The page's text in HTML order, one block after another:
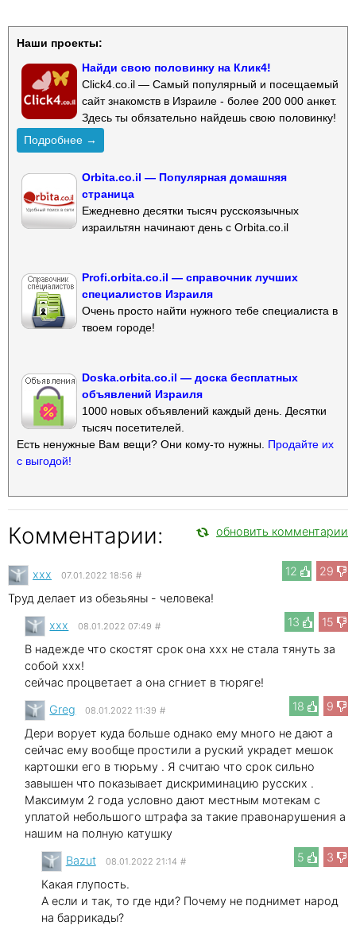
Наши проекты:
Найди свою половинку на Клик4!
Click4.co.il — Самый популярный и посещаемый
сайт знакомств в Израиле - более 200 000 анкет.
Здесь ты обязательно найдешь свою половинку!
Подробнее →
Orbita.co.il — Популярная домашняя
страница
Ежедневно десятки тысяч русскоязычных
израильтян начинают день с Orbita.co.il
Profi.orbita.co.il — справочник лучших
специалистов Израиля
Очень просто найти нужного тебе специалиста в
твоем городе!
Doska.orbita.co.il — доска бесплатных
объявлений Израиля
1000 новых объявлений каждый день. Десятки
тысяч посетителей.
Есть ненужные Вам вещи? Они кому-то нужны. Продайте их
с выгодой!
Комментарии: обновить комментарии
12 29
xxx 07.01.2022 18:56 #
Труд делает из обезьяны - человека!
13
15
xxx 08.01.2022 07:49 #
В надежде что скостят срок она xxx не стала тянуть за
собой xxx!
сейчас процветает а она сгниет в тюряге!
18
9
Greg 08.01.2022 11:39 #
Дери ворует куда больше однако ему много не дают а
сейчас ему вообще простили а руский украдет мешок
картошки его в тюрьму . Я считаю что срок сильно
завышен что показывает дискриминацию русских .
Максимум 2 года условно дают местным мотекам с
уплатой небольшого штрафа за такие правонарушения а
нашим на полную катушку
5
3
Bazut 08.01.2022 21:14 #
Какая глупость.
А если и так, то где нди? Почему не поднимет народ
на баррикады?